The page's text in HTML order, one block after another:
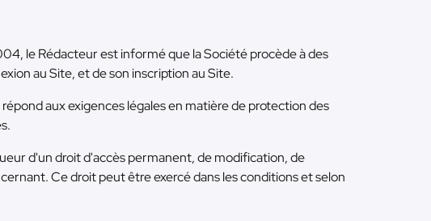
le Rédacteur est informé que la Société procède à des
au Site, et de son inscription au Site.
aux exigences légales en matière de protection des
d'un droit d'accès permanent, de modification, de
Ce droit peut être exercé dans les conditions et selon